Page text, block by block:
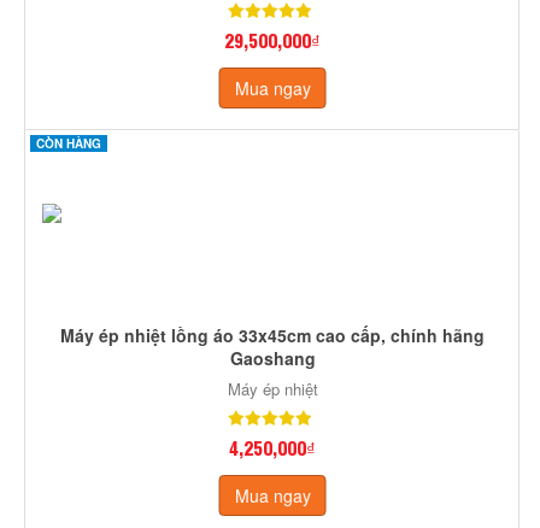
29,500,000₫
Mua ngay
CÒN HÀNG
Máy ép nhiệt lồng áo 33x45cm cao cấp, chính hãng
Gaoshang
Máy ép nhiệt
4,250,000₫
Mua ngay